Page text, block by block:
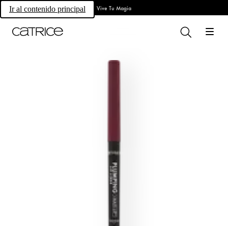
Ir al contenido principal Vive Tu Magia